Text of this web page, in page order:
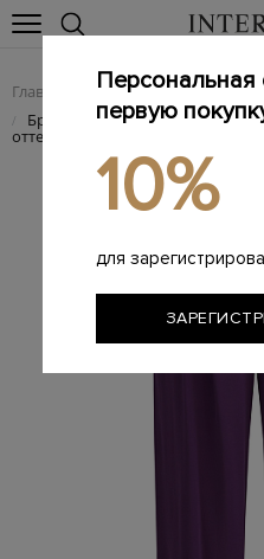
Главная Женщинам /
/ Брюки свободного кроя из
оттенке
Персональная
первую
10%
для